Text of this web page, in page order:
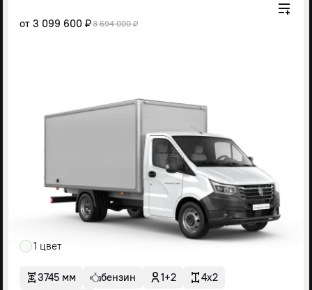
от 3 099 600 ₽3 694 000 ₽
1 цвет
3745 мм бензин 1+2
4x2